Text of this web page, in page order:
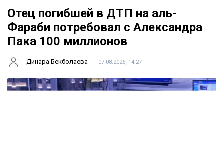
Отец погибшей в ДТП на аль-
Фараби потребовал с Александра
Пака 100 миллионов
Динара Бекболаева 07.08.2026, 14:27